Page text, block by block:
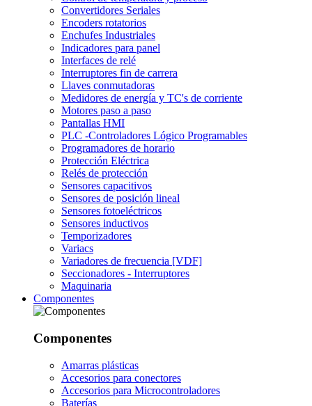
Convertidores Seriales
Encoders rotatorios
Enchufes Industriales
Indicadores para panel
Interfaces de relé
Interruptores fin de carrera
Llaves conmutadoras
Medidores de energía y TC's de corriente
Motores paso a paso
Pantallas HMI
PLC -Controladores Lógico Programables
Programadores de horario
Protección Eléctrica
Relés de protección
Sensores capacitivos
Sensores de posición lineal
Sensores fotoeléctricos
Sensores inductivos
Temporizadores
Variacs
Variadores de frecuencia [VDF]
Seccionadores - Interruptores
Maquinaria
Componentes
Componentes
Amarras plásticas
Accesorios para conectores
Accesorios para Microcontroladores
Baterías